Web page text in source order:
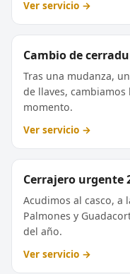
Ver servicio →
Cambio de
Tras una mudanza,
de llaves,
momento.
Ver servicio →
Cerrajero urgente
Acudimos al casco, a
Palmones y
del año.
Ver servicio →